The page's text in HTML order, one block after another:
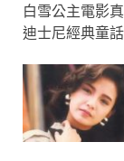
白雪公主電影
迪士尼經典童